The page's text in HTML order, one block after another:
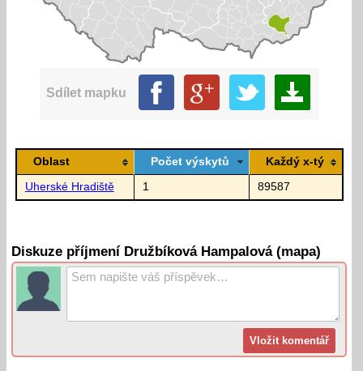
Sdílet mapku
Oblast Počet výskytů Každý x-tý
Uherské Hradiště 1 89587
Diskuze příjmení Družbíková Hampalová (mapa)